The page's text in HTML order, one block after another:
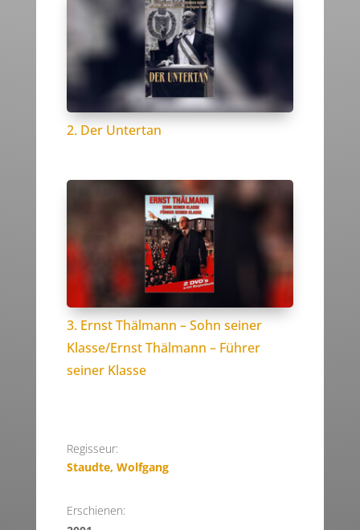
2. Der Untertan
3. Ernst Thälmann – Sohn seiner
Klasse/Ernst Thälmann – Führer
seiner Klasse
Regisseur:
Staudte, Wolfgang
Erschienen: